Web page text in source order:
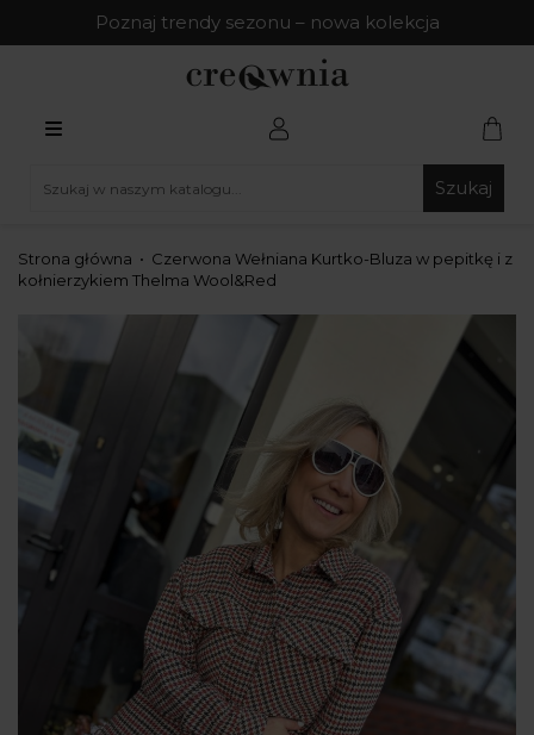
Poznaj trendy sezonu – nowa kolekcja
Szukaj
Strona główna
Czerwona Wełniana Kurtko-Bluza w pepitkę i z
kołnierzykiem Thelma Wool&Red